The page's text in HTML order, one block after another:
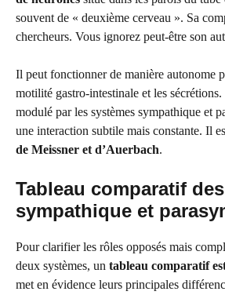
souvent de « deuxième cerveau ». Sa
chercheurs. Vous ignorez peut-être son
Il peut fonctionner de manière autonome
motilité gastro-intestinale et les
modulé par les systèmes sympathique et
une interaction subtile mais constante. Il
de Meissner et d’Auerbach.
Tableau comparatif
sympathique et
Pour clarifier les rôles opposés mais
deux systèmes, un tableau comparatif
met en évidence leurs principales